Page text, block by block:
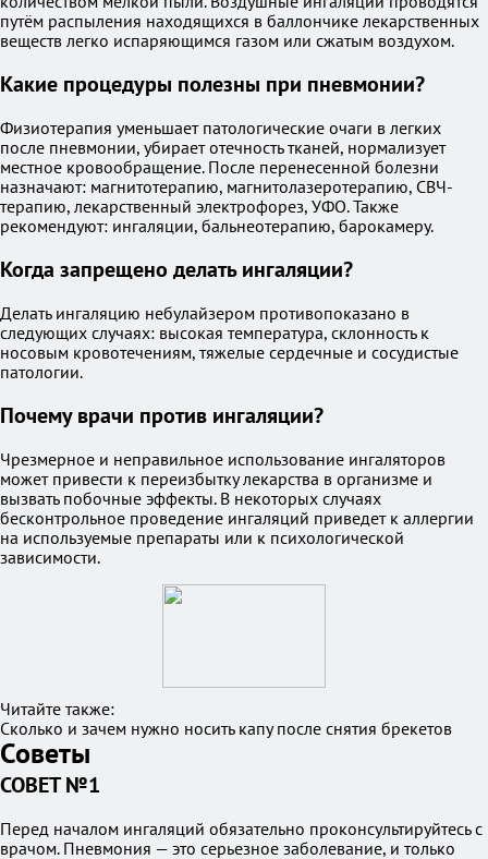
путём распыления находящихся в баллончике лекарственных
веществ легко испаряющимся газом или сжатым воздухом.
Какие процедуры полезны при пневмонии?
Физиотерапия уменьшает патологические очаги в легких
после пневмонии, убирает отечность тканей, нормализует
местное кровообращение. После перенесенной болезни
назначают: магнитотерапию, магнитолазеротерапию, СВЧ-
терапию, лекарственный электрофорез, УФО. Также
рекомендуют: ингаляции, бальнеотерапию, барокамеру.
Когда запрещено делать ингаляции?
Делать ингаляцию небулайзером противопоказано в
следующих случаях: высокая температура, склонность к
носовым кровотечениям, тяжелые сердечные и сосудистые
патологии.
Почему врачи против ингаляции?
Чрезмерное и неправильное использование ингаляторов
может привести к переизбытку лекарства в организме и
вызвать побочные эффекты. В некоторых случаях
бесконтрольное проведение ингаляций приведет к аллергии
на используемые препараты или к психологической
зависимости.
Читайте также:
Сколько и зачем нужно носить капу после снятия брекетов
Советы
СОВЕТ №1
Перед началом ингаляций обязательно проконсультируйтесь с
врачом. Пневмония — это серьезное заболевание, и только